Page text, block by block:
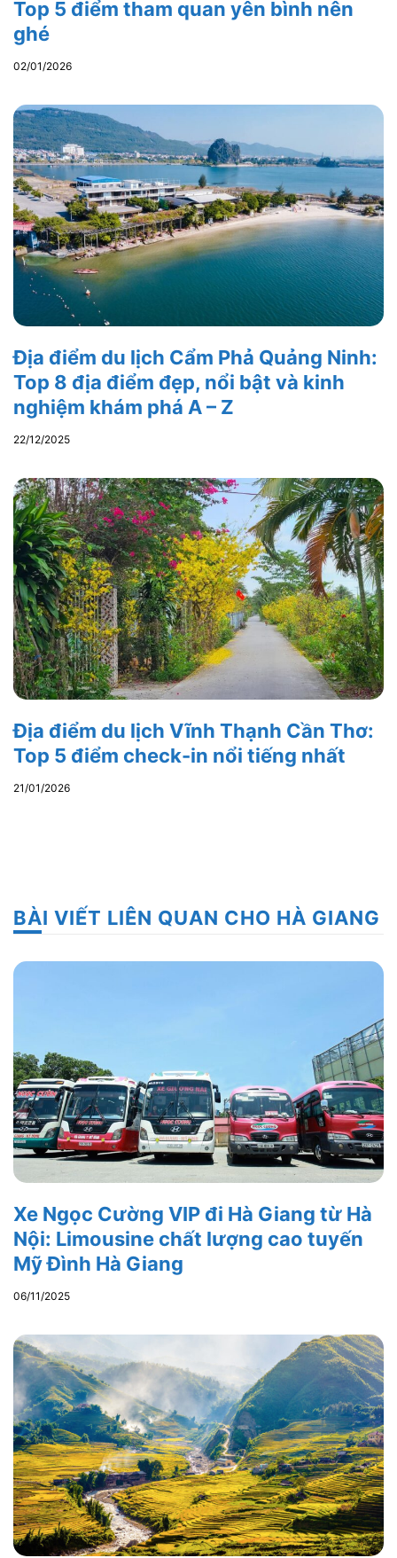
Top 5 điểm tham quan yên bình nên
ghé
02/01/2026
Địa điểm du lịch Cẩm Phả Quảng Ninh:
Top 8 địa điểm đẹp, nổi bật và kinh
nghiệm khám phá A – Z
22/12/2025
Địa điểm du lịch Vĩnh Thạnh Cần Thơ:
Top 5 điểm check-in nổi tiếng nhất
21/01/2026
BÀI VIẾT LIÊN QUAN CHO HÀ GIANG
Xe Ngọc Cường VIP đi Hà Giang từ Hà
Nội: Limousine chất lượng cao tuyến
Mỹ Đình Hà Giang
06/11/2025